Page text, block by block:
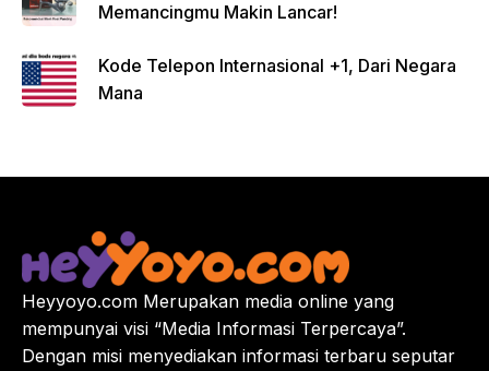
Memancingmu Makin Lancar!
Kode Telepon Internasional +1, Dari Negara
Mana
Heyyoyo.com Merupakan media online yang
mempunyai visi “Media Informasi Terpercaya”.
Dengan misi menyediakan informasi terbaru seputar